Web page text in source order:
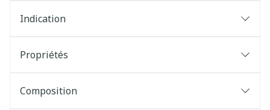
Indication
Propriétés
Composition